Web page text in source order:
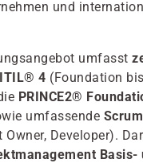
und
umfasst
4 (Foundation
PRINCE2®
umfassende
Owner, Developer).
Basis-